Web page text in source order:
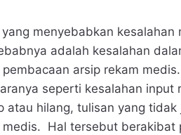
menyebabkan kesalahan
adalah kesalahan
arsip rekam
seperti kesalahan input
atau hilang, tulisan yang tidak
medis. Hal tersebut berakibat